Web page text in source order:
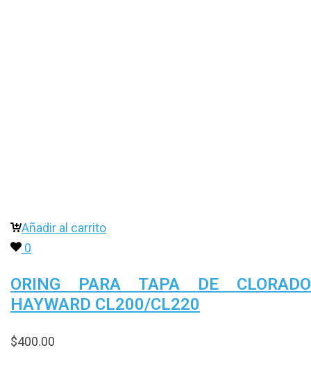
Añadir al carrito
0
ORING PARA TAPA DE
HAYWARD CL200/CL220
$400.00